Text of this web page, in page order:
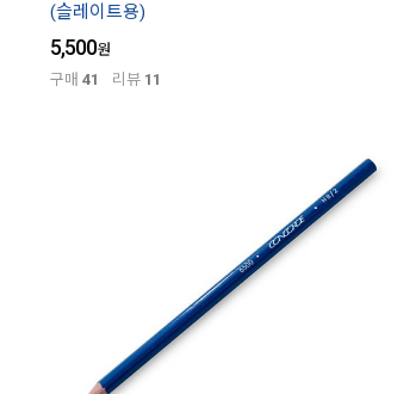
(슬레이트용)
5,500원
구매 41 리뷰 11